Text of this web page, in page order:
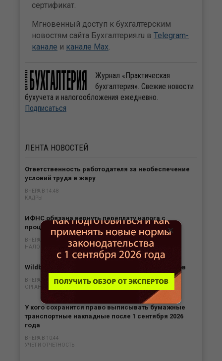
сертификат.
Мгновенный доступ к бухгалтерским
новостям сайта Бухгалтерия.ru в Telegram-
канале и канале Max.
Журнал «Практическая
бухгалтерия». Свежие новости
бухучета и налогообложения ежедневно.
Подписаться
ЛЕНТА НОВОСТЕЙ
Ответственность работодателя за необеспечение
условий труда в жару
ВЧЕРА В 14:48
КАДРЫ
ИФНС обязана вернуть переплату налога с
процентами в любом случае
ВЧЕРА В 13:47
НАЛОГИ
Wildberries расширяет страховку для продавцов
ВЧЕРА В 11:45
ОРГАНИЗАЦИЯ БИЗНЕСА
У кого сохранится право выписывать бумажные
транспортные накладные после 1 сентября 2026
года
ВЧЕРА В 10:44
УЧЕТ И ОТЧЕТНОСТЬ
×